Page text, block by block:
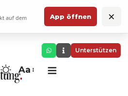
auf dem
App öffnen ×
Unterstützen
Aa